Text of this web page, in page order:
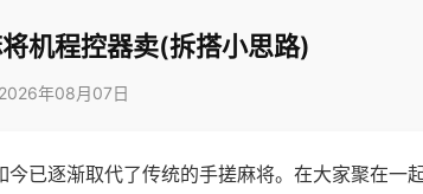
机程控器卖(拆搭小思路)
年08月07日
已逐渐取代了传统的手搓麻将。在大家聚在一